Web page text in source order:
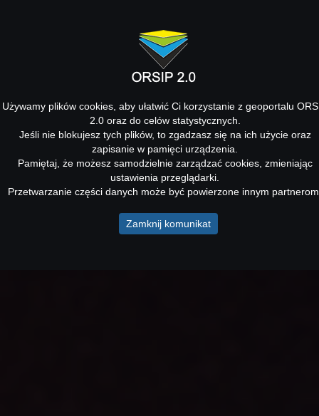
Używamy plików cookies, aby ułatwić Ci korzystanie z geoportalu
2.0 oraz do celów statystycznych.
Jeśli nie blokujesz tych plików, to zgadzasz się na ich użycie oraz
zapisanie w pamięci urządzenia.
Pamiętaj, że możesz samodzielnie zarządzać cookies, zmieniając
ustawienia przeglądarki.
Przetwarzanie części danych może być powierzone innym
Zamknij komunikat